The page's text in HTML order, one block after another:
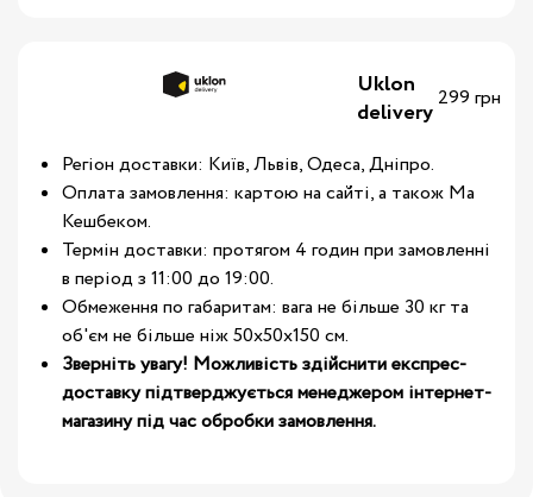
Uklon
delivery 299 грн
Регіон доставки: Київ, Львів, Одеса, Дніпро.
Оплата замовлення: картою на сайті, а також Ма
Кешбеком.
Термін доставки: протягом 4 годин при замовленні
в період з 11:00 до 19:00.
Обмеження по габаритам: вага не більше 30 кг та
об'єм не більше ніж 50х50х150 см.
Зверніть увагу! Можливість здійснити експрес-
доставку підтверджується менеджером інтернет-
магазину під час обробки замовлення.